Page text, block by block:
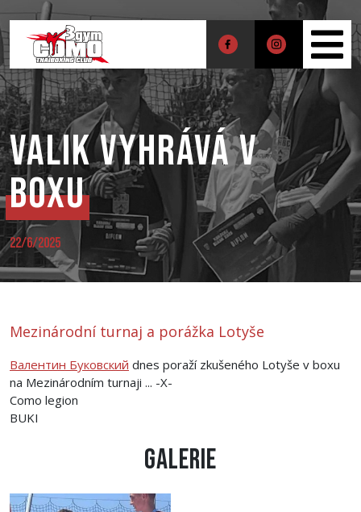
Valik vyhrává v
boxu
22/6/2025
Mezinárodní turnaj a porážka Lotyše
Валентин Буковский dnes poraží zkušeného Lotyše v boxu
na Mezinárodním turnaji ... -X-
Como legion
BUKI
Galerie